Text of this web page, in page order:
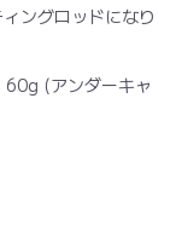
ングロッドになり
(アンダーキャ